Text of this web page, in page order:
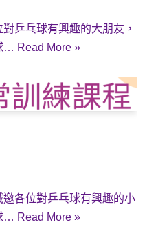
乒乓球有興趣的大朋友，
… Read More »
各位對乒乓球有興趣的小
… Read More »